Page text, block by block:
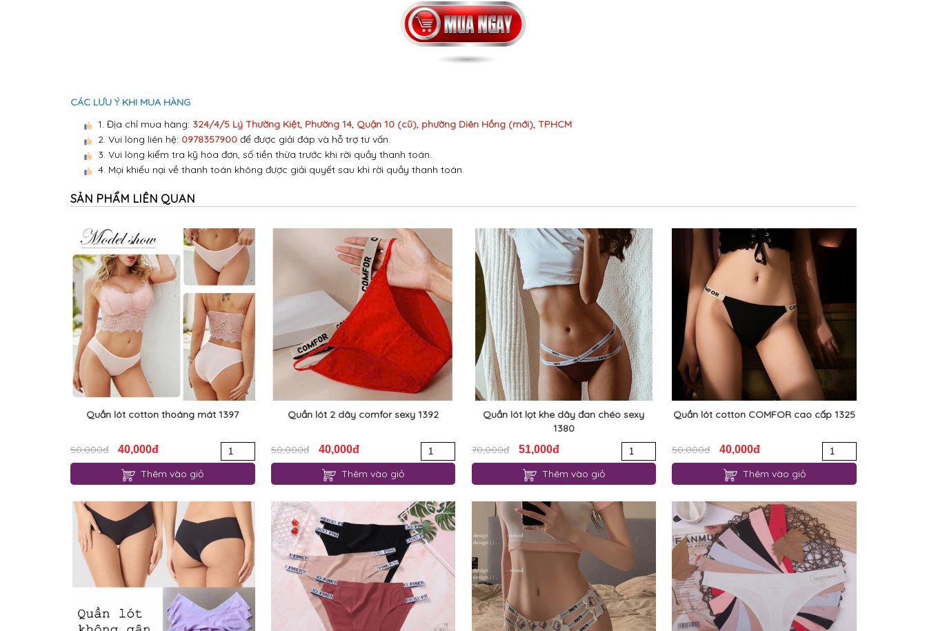
CÁC LƯU Ý KHI MUA HÀNG
1. Địa chỉ mua hàng: 324/4/5 Lý Thường Kiệt, Phường 14, Quận 10 (cũ), phường Diên Hồng (mới), TPHCM
2. Vui lòng liên hệ: 0978357900 để được giải đáp và hỗ trợ tư vấn.
3. Vui lòng kiểm tra kỹ hóa đơn, số tiền thừa trước khi rời quầy thanh toán.
4. Mọi khiếu nại về thanh toán không được giải quyết sau khi rời quầy thanh toán.
SẢN PHẨM LIÊN QUAN
Quần lót cotton thoáng mát 1397
50,000đ 40,000đ
Thêm vào giỏ
Quần lót 2 dây comfor sexy 1392
50,000đ 40,000đ
Thêm vào giỏ
Quần lót lọt khe dây đan chéo sexy
1380
70,000đ
51,000đ
Thêm vào giỏ
Quần lót cotton COMFOR cao cấp 1325
50,000đ 40,000đ
Thêm vào giỏ